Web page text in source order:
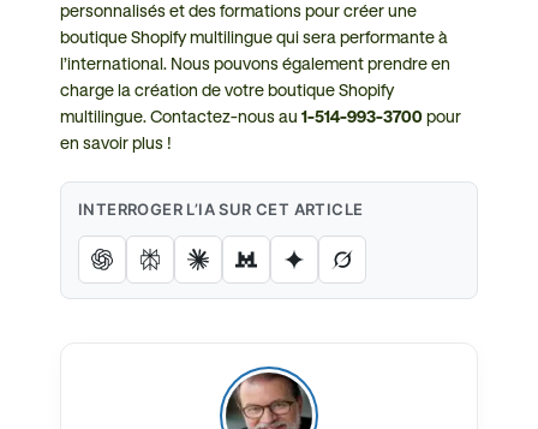
personnalisés et des formations pour créer une
boutique Shopify multilingue qui sera performante à
l’international. Nous pouvons également prendre en
charge la création de votre boutique Shopify
multilingue. Contactez-nous au 1-514-993-3700pour
en savoir plus !
INTERROGER L’IA SUR CET ARTICLE